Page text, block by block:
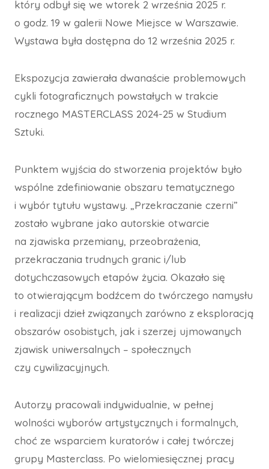
który odbył się we wtorek 2 września 2025 r.
o godz. 19 w galerii Nowe Miejsce w Warszawie.
Wystawa była dostępna do 12 września 2025 r.
Ekspozycja zawierała dwanaście problemowych
cykli fotograficznych powstałych w trakcie
rocznego MASTERCLASS 2024-25 w Studium
Sztuki.
Punktem wyjścia do stworzenia projektów było
wspólne zdefiniowanie obszaru tematycznego
i wybór tytułu wystawy. „Przekraczanie czerni”
zostało wybrane jako autorskie otwarcie
na zjawiska przemiany, przeobrażenia,
przekraczania trudnych granic i/lub
dotychczasowych etapów życia. Okazało się
to otwierającym bodźcem do twórczego namysłu
i realizacji dzieł związanych zarówno z eksploracją
obszarów osobistych, jak i szerzej ujmowanych
zjawisk uniwersalnych – społecznych
czy cywilizacyjnych.
Autorzy pracowali indywidualnie, w pełnej
wolności wyborów artystycznych i formalnych,
choć ze wsparciem kuratorów i całej twórczej
grupy Masterclass. Po wielomiesięcznej pracy